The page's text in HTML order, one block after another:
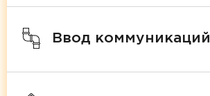
Ввод коммуникаций